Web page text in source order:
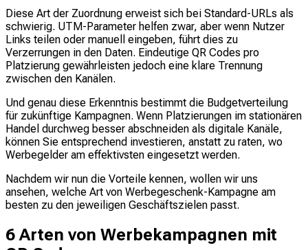
Diese Art der Zuordnung erweist sich bei Standard-URLs als
schwierig. UTM-Parameter helfen zwar, aber wenn Nutzer
Links teilen oder manuell eingeben, führt dies zu
Verzerrungen in den Daten. Eindeutige QR Codes pro
Platzierung gewährleisten jedoch eine klare Trennung
zwischen den Kanälen.
Und genau diese Erkenntnis bestimmt die Budgetverteilung
für zukünftige Kampagnen. Wenn Platzierungen im stationären
Handel durchweg besser abschneiden als digitale Kanäle,
können Sie entsprechend investieren, anstatt zu raten, wo
Werbegelder am effektivsten eingesetzt werden.
Nachdem wir nun die Vorteile kennen, wollen wir uns
ansehen, welche Art von Werbegeschenk-Kampagne am
besten zu den jeweiligen Geschäftszielen passt.
6 Arten von Werbekampagnen mit